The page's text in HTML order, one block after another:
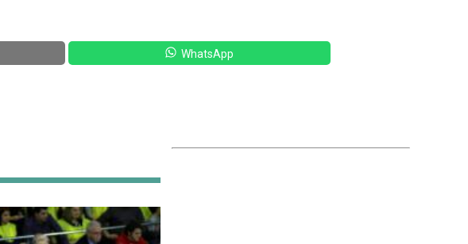
WhatsApp